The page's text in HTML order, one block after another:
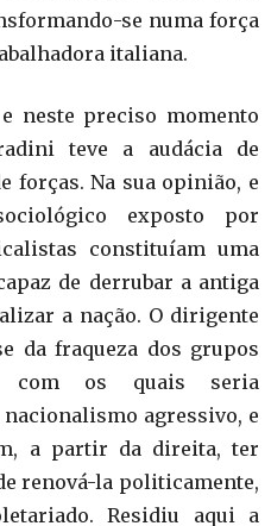
se numa força
italiana.
neste preciso momento
teve a audácia de
forças. Na sua opinião, e
exposto por
constituíam uma
de derrubar a antiga
a nação. O dirigente
da fraqueza dos grupos
com os quais seria
agressivo, e
a partir da direita, ter
renová-la politicamente,
Residiu aqui a